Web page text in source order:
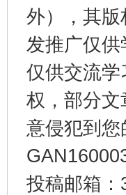
外），其
发推广仅
仅供交流
权，部分
意侵犯到
投稿邮箱
公平竞争审查“